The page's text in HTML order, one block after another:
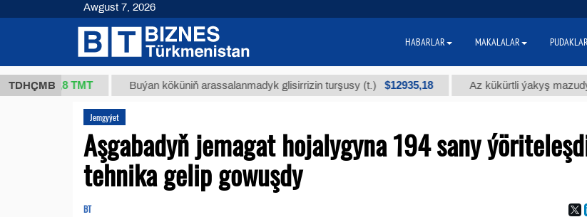
TDHÇMB
37,8 ТМТ Buýan köküniň arassalanmadyk glisirrizin turşusy (t.) $12935,18 Az kükürtli ýakyş mazudy (t.)
Jemgyýet
Aşgabadyň jemagat hojalygyna 194 sany
tehnika gelip gowuşdy
BT
Awgust 7, 2026
HABARLAR MAKALALAR PUDAKLAR